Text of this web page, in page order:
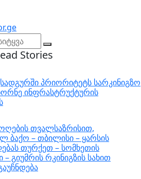
Stories
პრიორიტეტს სარკინიგზო
ინფრასტრუქტურის
თვალსაზრისით,
ბაქო – თბილისი – ყარსის
თურქეთ – სომხეთის
გიუმრის რკინიგზის სახით